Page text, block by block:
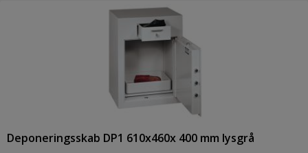
Deponeringsskab DP1 610x460x 400 mm lysgrå